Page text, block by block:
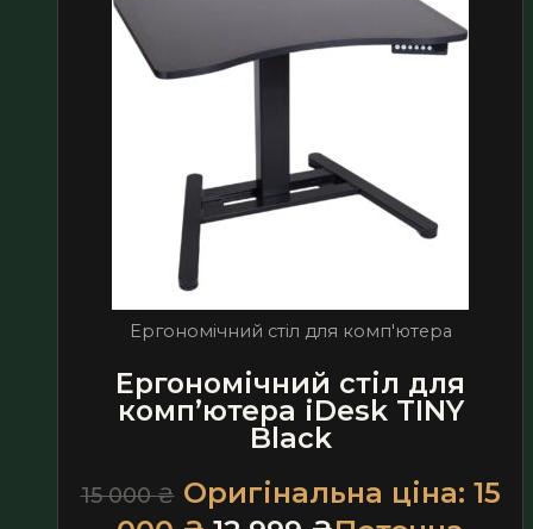
Ергономічний стіл для комп'ютера
Ергономічний стіл для
комп’ютера iDesk TINY
Black
15 000₴ Оригінальна ціна: 15